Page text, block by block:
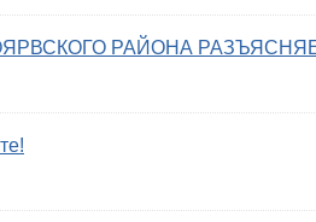
РАЙОНА